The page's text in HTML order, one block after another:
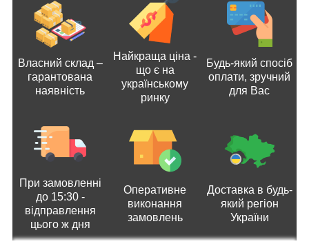
Власний склад –
гарантована
наявність
Найкраща ціна -
що є на
українському
ринку
Будь-який спосіб
оплати, зручний
для Вас
При замовленні
до 15:30 -
відправлення
цього ж дня
Оперативне
виконання
замовлень
Доставка в будь-
який регіон
України